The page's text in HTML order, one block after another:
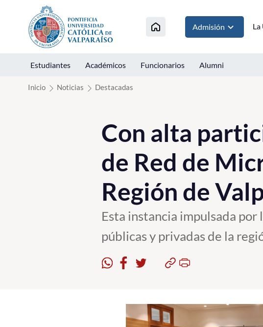
Click acá para ir directamente al contenido
Admisión
Estudiantes Académicos Funcionarios Alumni
Inicio Noticias Destacadas
Con alta
de Red de
Región de
Esta instancia impulsada
públicas y privadas de la